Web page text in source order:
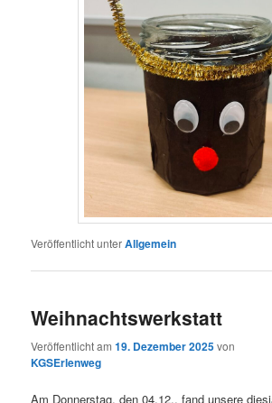
Veröffentlicht unterAllgemein
Weihnachtswerkstatt
Veröffentlicht am19. Dezember 2025von
KGSErlenweg
Am Donnerstag, den 04.12., fand unsere